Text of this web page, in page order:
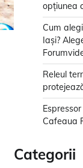
opțiunea
Cum
Iași?
Releul
Cafeaua
Categorii